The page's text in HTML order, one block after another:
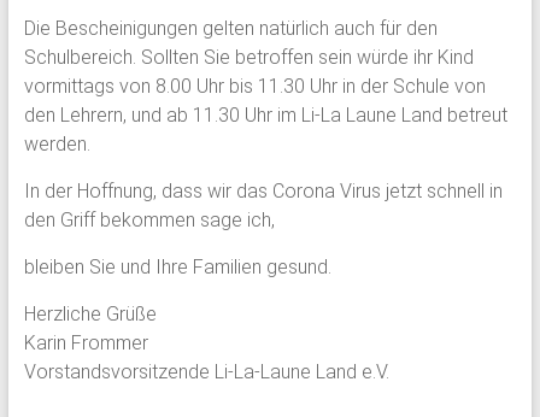
Die Bescheinigungen gelten natürlich auch für den
Schulbereich. Sollten Sie betroffen sein würde ihr Kind
vormittags von 8.00 Uhr bis 11.30 Uhr in der Schule von
den Lehrern, und ab 11.30 Uhr im Li-La Laune Land betreut
werden.
In der Hoffnung, dass wir das Corona Virus jetzt schnell in
den Griff bekommen sage ich,
bleiben Sie und Ihre Familien gesund.
Herzliche Grüße
Karin Frommer
Vorstandsvorsitzende Li-La-Laune Land e.V.